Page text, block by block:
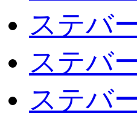
ステバ
ステバ
ステバ